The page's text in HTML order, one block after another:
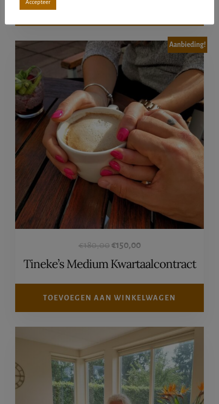
TOEVOEGEN AAN WINKELWAGEN
Aanbieding!
€180,00 Oorspronkelijke
prijs
€150,00Huidige
prijs
Tineke’s Medium Kwartaalcontract
TOEVOEGEN AAN WINKELWAGEN
Accepteer